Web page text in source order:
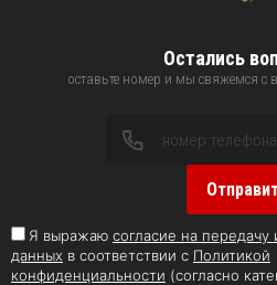
Остались
оставьте номер и мы свяжемся
Я выражаю согласие на
данных в соответствии с Политикой
конфиденциальности (согласно